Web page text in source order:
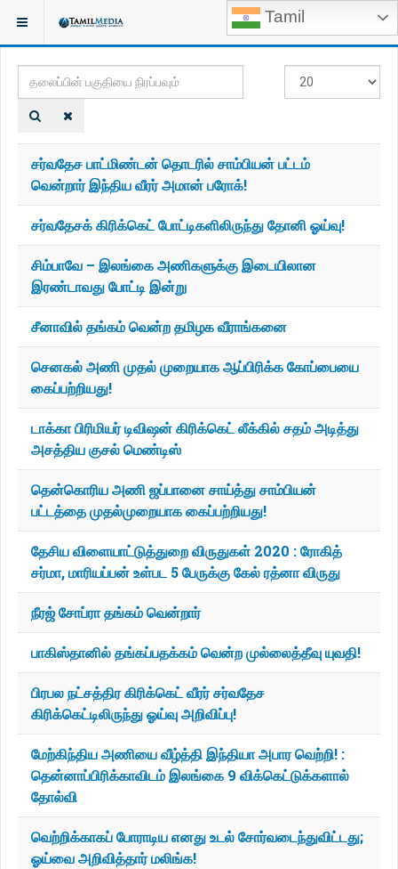
Tamil
இருக்குமிடம்: TAGS
தலைப்பின்
பகுதியை
நிரப்பவும்
காட்டுக
சர்வதேச பாட்மிண்டன் தொடரில் சாம்பியன் பட்டம்
வென்றார் இந்திய வீரர் அமான் பரோக்!
சர்வதேசக் கிரிக்கெட் போட்டிகளிலிருந்து தோனி ஓய்வு!
சிம்பாவே – இலங்கை அணிகளுக்கு இடையிலான
இரண்டாவது போட்டி இன்று
சீனாவில் தங்கம் வென்ற தமிழக வீராங்கனை
செனகல் அணி முதல் முறையாக ஆப்பிரிக்க கோப்பையை
கைப்பற்றியது!
டாக்கா பிரிமியர் டிவிஷன் கிரிக்கெட் லீக்கில் சதம் அடித்து
அசத்திய குசல் மெண்டிஸ்
தென்கொரிய அணி ஜப்பானை சாய்த்து சாம்பியன்
பட்டத்தை முதல்முறையாக கைப்பற்றியது!
தேசிய விளையாட்டுத்துறை விருதுகள் 2020 : ரோகித்
சர்மா, மாரியப்பன் உள்பட 5 பேருக்கு கேல் ரத்னா விருது
நீரஜ் சோப்ரா தங்கம் வென்றார்
பாகிஸ்தானில் தங்கப்பதக்கம் வென்ற முல்லைத்தீவு யுவதி!
பிரபல நட்சத்திர கிரிக்கெட் வீரர் சர்வதேச
கிரிக்கெட்டிலிருந்து ஓய்வு அறிவிப்பு!
மேற்கிந்திய அணியை வீழ்த்தி இந்தியா அபார வெற்றி! :
தென்னாப்பிரிக்காவிடம் இலங்கை 9 விக்கெட்டுக்களால்
தோல்வி
வெற்றிக்காகப் போராடிய எனது உடல் சோர்வடைந்துவிட்டது;
ஓய்வை அறிவித்தார் மலிங்க!